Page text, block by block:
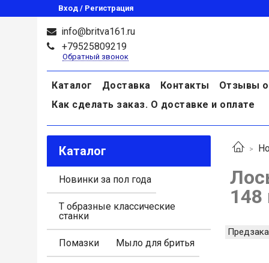
Вход / Регистрация
info@britva161.ru
+79525809219
Обратный звонок
Каталог Доставка Контакты Отзывы о
Как сделать заказ. О доставке и оплате
148
Каталог
Новинки за пол года
Т образные классические
станки
Помазки Мыло для бритья